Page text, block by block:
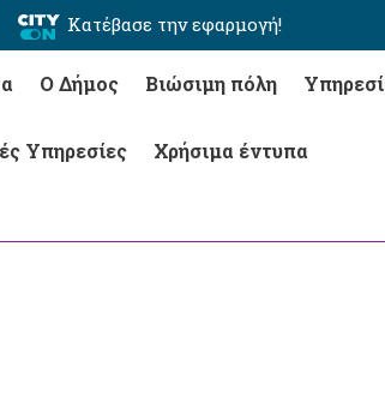
Κατέβασε την εφαρμογή!
Ο Δήμος Βιώσιμη πόλη
Υπηρεσίες Χρήσιμα έντυπα